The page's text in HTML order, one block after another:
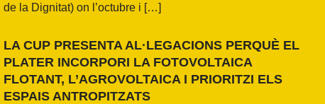
de la Dignitat) on l’octubre i […]
LA CUP PRESENTA AL·LEGACIONS PERQUÈ EL
PLATER INCORPORI LA FOTOVOLTAICA
FLOTANT, L’AGROVOLTAICA I PRIORITZI ELS
ESPAIS ANTROPITZATS